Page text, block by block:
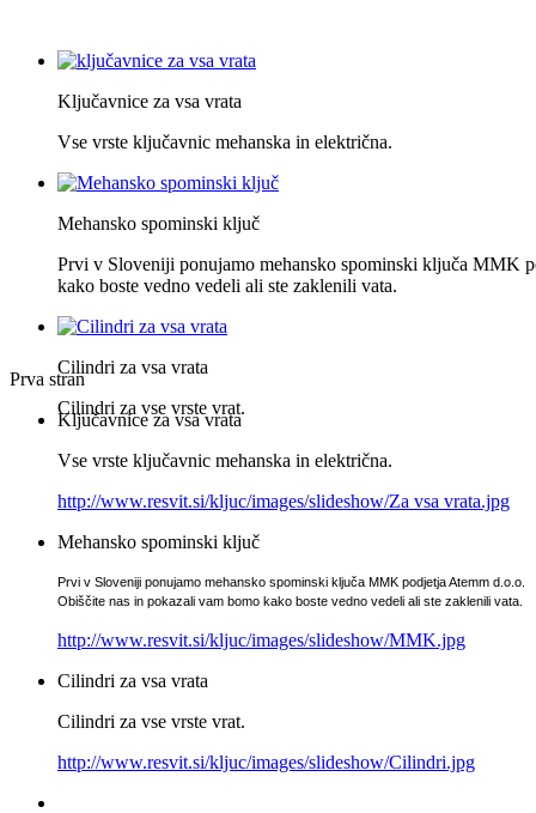
Ključavnice za vsa vrata
Vse vrste ključavnic mehanska in električna.
Mehansko spominski ključ
Prvi v Sloveniji ponujamo mehansko spominski ključa MMK
kako boste vedno vedeli ali ste zaklenili vata.
Cilindri za vsa vrata
Cilindri za vse vrste vrat.
Prva stran
Ključavnice za vsa vrata
Vse vrste ključavnic mehanska in električna.
http://www.resvit.si/kljuc/images/slideshow/Za vsa vrata.jpg
Mehansko spominski ključ
Prvi v Sloveniji ponujamo mehansko spominski ključa MMK podjetja Atemm d.o.o.
Obiščite nas in pokazali vam bomo kako boste vedno vedeli ali ste zaklenili vata.
http://www.resvit.si/kljuc/images/slideshow/MMK.jpg
Cilindri za vsa vrata
Cilindri za vse vrste vrat.
http://www.resvit.si/kljuc/images/slideshow/Cilindri.jpg